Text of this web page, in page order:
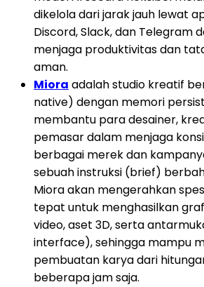
dikelola dari jarak jauh lewat
Discord, Slack, dan Telegram
menjaga produktivitas dan
aman.
Miora adalah studio kreatif
native) dengan memori
membantu para desainer,
pemasar dalam menjaga
berbagai merek dan
sebuah instruksi (brief)
Miora akan mengerahkan
tepat untuk menghasilkan
video, aset 3D, serta
interface), sehingga mampu
pembuatan karya dari
beberapa jam saja.